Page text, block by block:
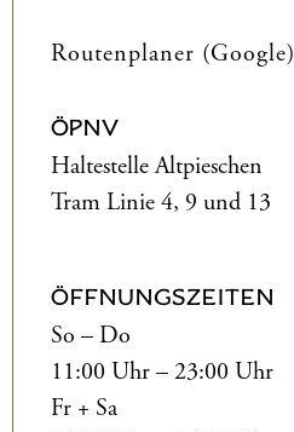
Routenplaner (Google)
ÖPNV
Haltestelle Altpieschen
Tram Linie 4, 9 und 13
ÖFFNUNGSZEITEN
So – Do
11:00 Uhr – 23:00 Uhr
Fr + Sa